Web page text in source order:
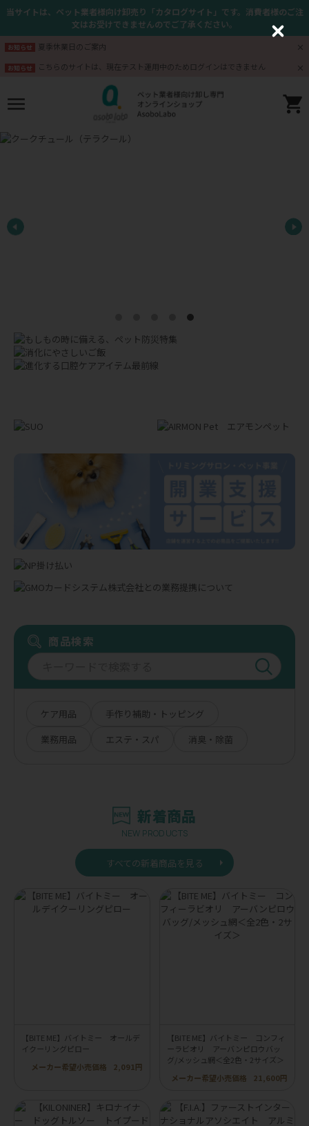
当サイトは、ペット業者様向け卸売り「カタログサイト」です。消費者様のご注
文はお受けできませんのでご了承ください。
お知らせ 夏季休業日のご案内
お知らせ こちらのサイトは、現在テスト運用中のためログインはできません
商品検索
ケア用品
手作り補助・トッピング
業務用品
エステ・スパ 消臭・除菌
新着商品
NEW PRODUCTS
すべての新着商品を見る
【BITE ME】バイトミー オールデ
イクーリングピロー
メーカー希望小売価格
2,091円
【BITE ME】バイトミー コンフィ
ーラビオリ アーバンピロウバッ
グ/メッシュ網＜全2色・2サイズ＞
メーカー希望小売価格
21,600円
C